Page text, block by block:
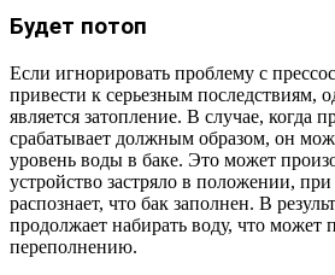
Будет потоп
Если игнорировать проблему с
привести к серьезным последствиям,
является затопление. В случае, когда
срабатывает должным образом, он
уровень воды в баке. Это может
устройство застряло в положении,
распознает, что бак заполнен. В
продолжает набирать воду, что может
переполнению.